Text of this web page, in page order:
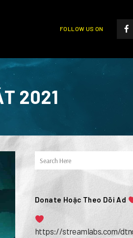
FOLLOW US ON
2021
Donate Hoặc Theo Dõi Ad
https://streamlabs.com/